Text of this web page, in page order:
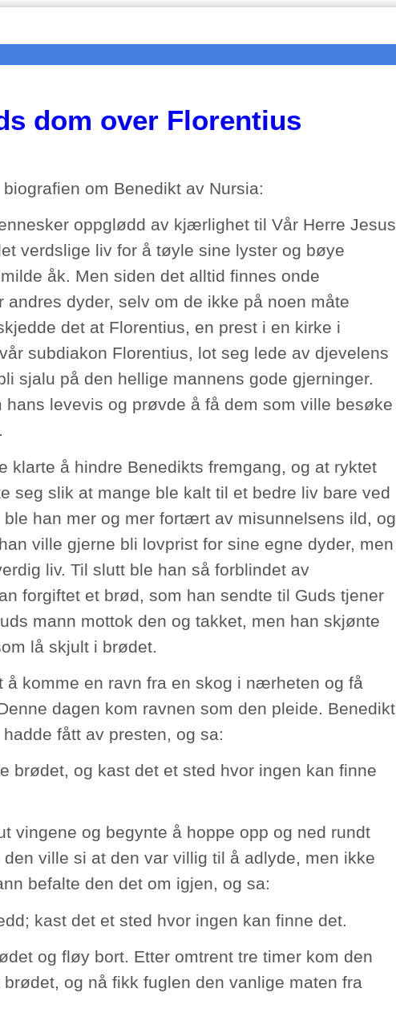
dom over Florentius
om Benedikt av Nursia:
oppglødd av kjærlighet til Vår Herre Jesus
verdslige liv for å tøyle sine lyster og bøye
åk. Men siden det alltid finnes onde
andres dyder, selv om de ikke på noen måte
det at Florentius, en prest i en kirke i
subdiakon Florentius, lot seg lede av djevelens
sjalu på den hellige mannens gode gjerninger.
hans levevis og prøvde å få dem som ville besøke
klarte å hindre Benedikts fremgang, og at ryktet
seg slik at mange ble kalt til et bedre liv bare ved
han mer og mer fortært av misunnelsens ild, og
ville gjerne bli lovprist for sine egne dyder, men
liv. Til slutt ble han så forblindet av
forgiftet et brød, som han sendte til Guds tjener
mann mottok den og takket, men han skjønte
lå skjult i brødet.
å komme en ravn fra en skog i nærheten og få
dagen kom ravnen som den pleide. Benedikt
fått av presten, og sa:
brødet, og kast det et sted hvor ingen kan finne
vingene og begynte å hoppe opp og ned rundt
ville si at den var villig til å adlyde, men ikke
befalte den det om igjen, og sa:
kast det et sted hvor ingen kan finne det.
og fløy bort. Etter omtrent tre timer kom den
og nå fikk fuglen den vanlige maten fra